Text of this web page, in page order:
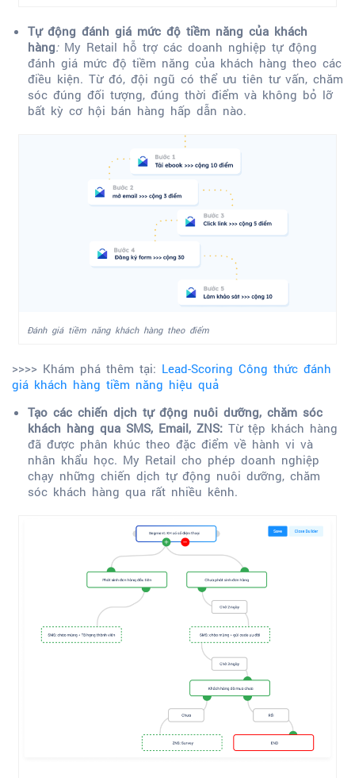
Tự động đánh giá mức độ tiềm năng của khách
hàng: My Retail hỗ trợ các doanh nghiệp tự động
đánh giá mức độ tiềm năng của khách hàng theo các
điều kiện. Từ đó, đội ngũ có thể ưu tiên tư vấn, chăm
sóc đúng đối tượng, đúng thời điểm và không bỏ lỡ
bất kỳ cơ hội bán hàng hấp dẫn nào.
Đánh giá tiềm năng khách hàng theo điểm
>>>> Khám phá thêm tại: Lead-Scoring Công thức đánh
giá khách hàng tiềm năng hiệu quả
Tạo các chiến dịch tự động nuôi dưỡng, chăm sóc
khách hàng qua SMS, Email, ZNS: Từ tệp khách hàng
đã được phân khúc theo đặc điểm về hành vi và
nhân khẩu học. My Retail cho phép doanh nghiệp
chạy những chiến dịch tự động nuôi dưỡng, chăm
sóc khách hàng qua rất nhiều kênh.